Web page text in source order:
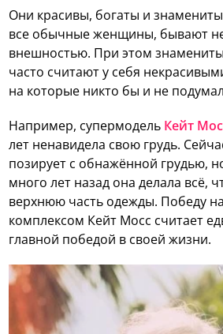
Они красивы, богаты и
все обычные женщины, бывают
внешностью. При этом
часто считают у себя
на которые никто бы и не
Например, супермодель Кейт
лет ненавидела свою грудь.
позирует с обнажённой грудью,
много лет назад она делала всё,
верхнюю часть одежды. Победу
комплексом Кейт Мосс считает
главной победой в своей жизни.